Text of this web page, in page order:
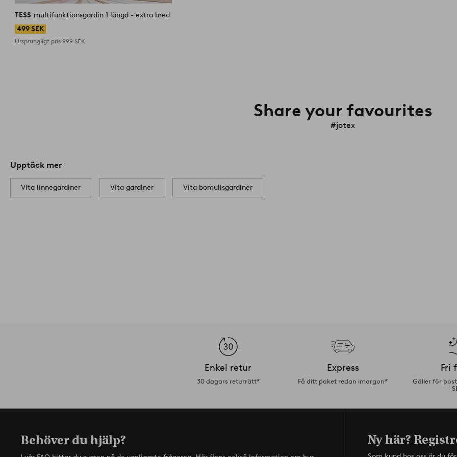
TESS multifunktionsgardin 1 längd - extra bred
499 SEK
Ursprungligt pris999 SEK
Share your favourites
#jotex
Upptäck mer
Vita linnegardiner Vita gardiner Vita bomullsgardiner
Enkel retur
30 dagars returrätt*
Express
Få ditt paket redan imorgon*
Fri
Gäller för
Behöver du hjälp? Ny här?